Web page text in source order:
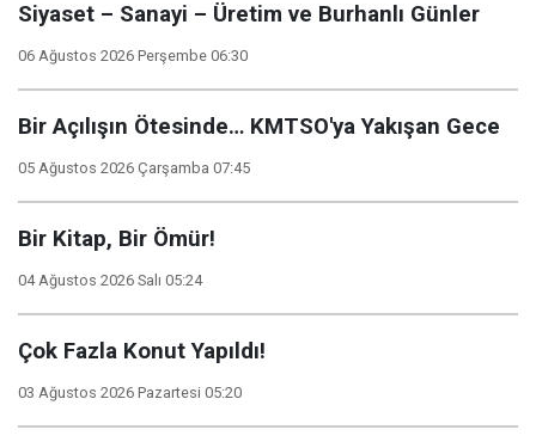
Siyaset – Sanayi – Üretim ve Burhanlı Günler
06 Ağustos 2026 Perşembe 06:30
Bir Açılışın Ötesinde… KMTSO'ya Yakışan Gece
05 Ağustos 2026 Çarşamba 07:45
Bir Kitap, Bir Ömür!
04 Ağustos 2026 Salı 05:24
Çok Fazla Konut Yapıldı!
03 Ağustos 2026 Pazartesi 05:20